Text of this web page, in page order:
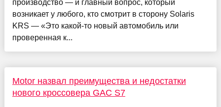
производство — и главный вопрос, который
возникает у любого, кто смотрит в сторону Solaris
KRS — «Это какой-то новый автомобиль или
проверенная к...
Motor назвал преимущества и недостатки
нового кроссовера GAC S7